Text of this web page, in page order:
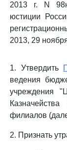
2013 г. N
юстиции
2013, 29
1. Утвердить
ведения
учреждения
филиалов
2. Признать